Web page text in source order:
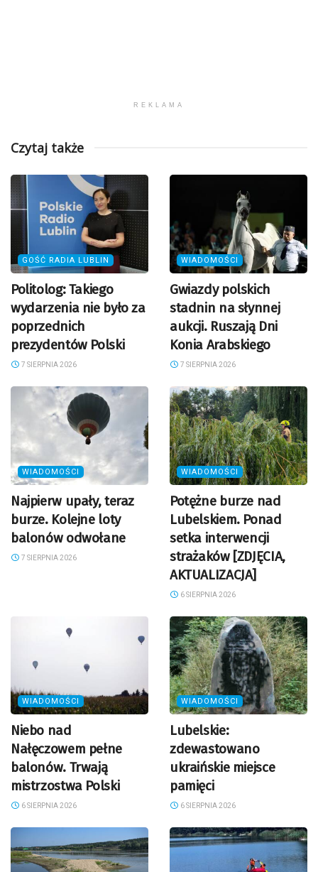
REKLAMA
Czytaj także
GOŚĆ RADIA LUBLIN
Politolog: Takiego
wydarzenia nie było za
poprzednich
prezydentów Polski
7 SIERPNIA 2026
WIADOMOŚCI
Gwiazdy polskich
stadnin na słynnej
aukcji. Ruszają Dni
Konia Arabskiego
7 SIERPNIA 2026
WIADOMOŚCI
Najpierw upały, teraz
burze. Kolejne loty
balonów odwołane
7 SIERPNIA 2026
WIADOMOŚCI
Potężne burze nad
Lubelskiem. Ponad
setka interwencji
strażaków [ZDJĘCIA,
AKTUALIZACJA]
6 SIERPNIA 2026
WIADOMOŚCI
Niebo nad
Nałęczowem pełne
balonów. Trwają
mistrzostwa Polski
6 SIERPNIA 2026
WIADOMOŚCI
Lubelskie:
zdewastowano
ukraińskie miejsce
pamięci
6 SIERPNIA 2026